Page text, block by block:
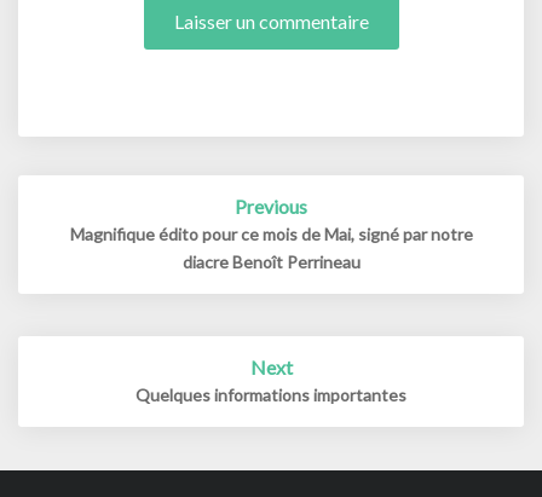
Previous
Magnifique édito pour ce mois de Mai, signé par notre
diacre Benoît Perrineau
Next
Quelques informations importantes